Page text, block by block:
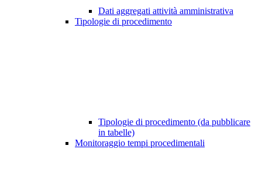
Dati aggregati attività amministrativa
Tipologie di procedimento
Tipologie di procedimento (da pubblicare
in tabelle)
Monitoraggio tempi procedimentali